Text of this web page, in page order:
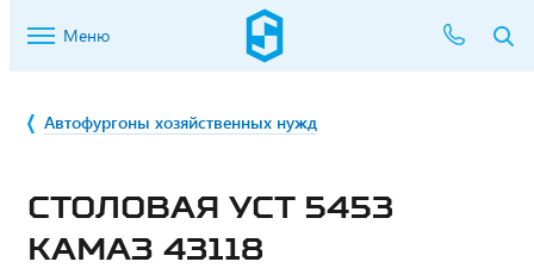
Меню
Автофургоны хозяйственных нужд
СТОЛОВАЯ УСТ 5453
КАМАЗ 43118